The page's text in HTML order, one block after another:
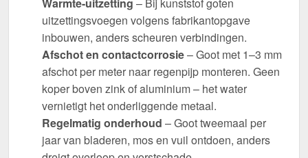
uitzettingsvoegen volgens fabrikantopgave
inbouwen, anders scheuren verbindingen.
Afschot en contactcorrosie– Goot met 1–3 mm
afschot per meter naar regenpijp monteren. Geen
koper boven zink of aluminium – het water
vernietigt het onderliggende metaal.
Regelmatig onderhoud – Goot tweemaal per
jaar van bladeren, mos en vuil ontdoen, anders